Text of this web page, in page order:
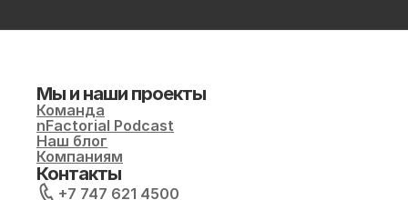
Мы и наши проекты
Команда
nFactorial Podcast
Наш блог
Компаниям
Контакты
+7 747 621 4500